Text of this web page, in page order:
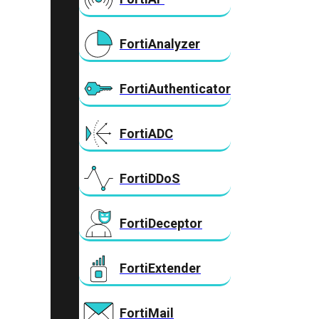
FortiAnalyzer
FortiAuthenticator
FortiADC
FortiDDoS
FortiDeceptor
FortiExtender
FortiMail